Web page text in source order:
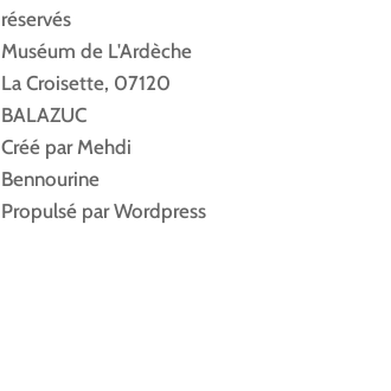
réservés
Muséum de L'Ardèche
La Croisette, 07120
BALAZUC
Créé par Mehdi
Bennourine
Propulsé par Wordpress